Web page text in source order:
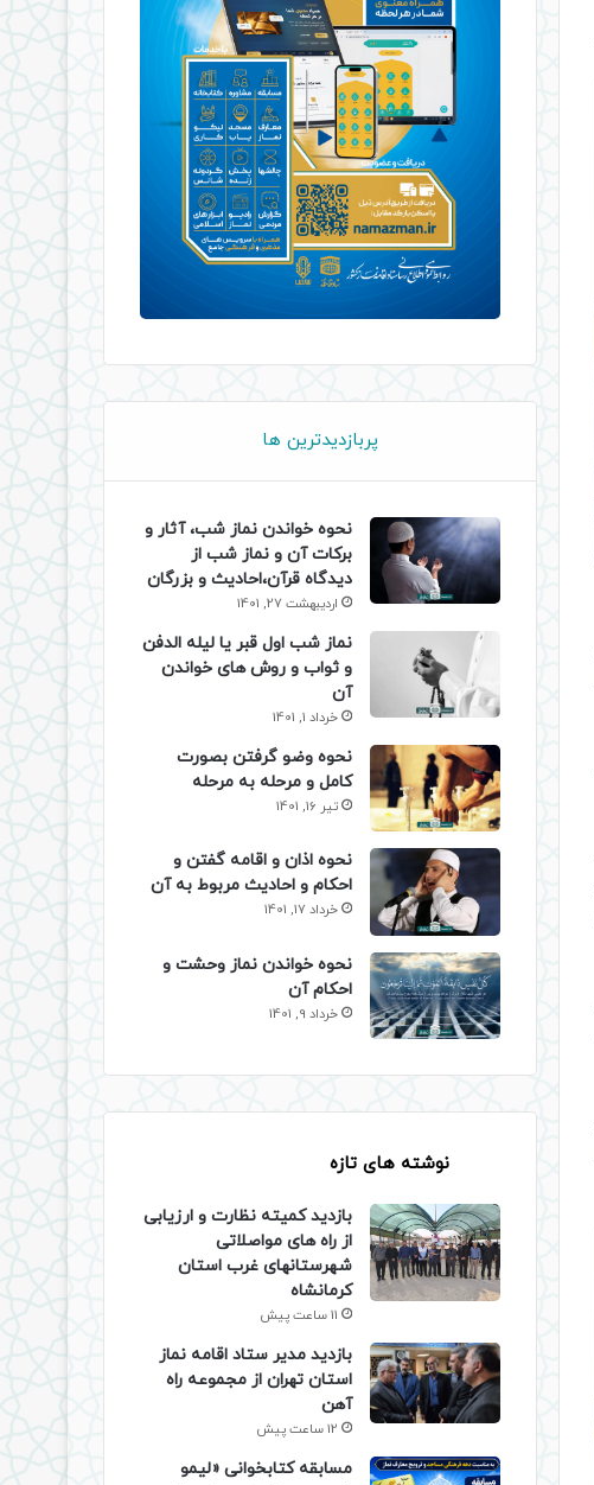
پربازدیدترین ها
نحوه خواندن نماز شب، آثار و
برکات آن و نماز شب از
دیدگاه قرآن،احادیث و بزرگان
اردیبهشت 27, 1401
نماز شب اول قبر یا لیله الدفن
و ثواب و روش های خواندن
آن
خرداد 1, 1401
نحوه وضو گرفتن بصورت
کامل و مرحله به مرحله
تیر 16, 1401
نحوه اذان و اقامه گفتن و
احکام و احادیث مربوط به آن
خرداد 17, 1401
نحوه خواندن نماز وحشت و
احکام آن
خرداد 9, 1401
نوشته های تازه
بازدید کمیته نظارت و ارزیابی
از راه های مواصلاتی
شهرستانهای غرب استان
کرمانشاه
11 ساعت پیش
بازدید مدیر ستاد اقامه نماز
استان تهران از مجموعه راه
آهن
12 ساعت پیش
مسابقه کتابخوانی «لیمو